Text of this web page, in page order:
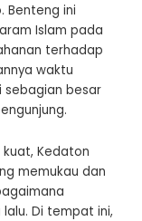
Benteng ini
Islam pada
terhadap
waktu
sebagian besar
Kedaton
memukau dan
Di tempat ini,